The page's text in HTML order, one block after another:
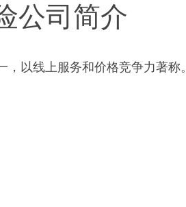
公司简介
以线上服务和价格竞争力著称。